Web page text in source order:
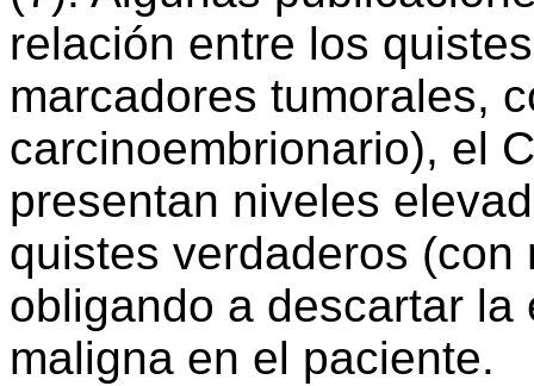
relación entre los
marcadores tumorales,
carcinoembrionario), el
presentan niveles
quistes verdaderos
obligando a descartar
maligna en el paciente.